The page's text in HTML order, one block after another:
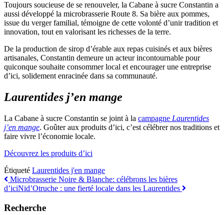
Toujours soucieuse de se renouveler, la Cabane à sucre Constantin a
aussi développé la microbrasserie Route 8. Sa bière aux pommes,
issue du verger familial, témoigne de cette volonté d’unir tradition et
innovation, tout en valorisant les richesses de la terre.
De la production de sirop d’érable aux repas cuisinés et aux bières
artisanales, Constantin demeure un acteur incontournable pour
quiconque souhaite consommer local et encourager une entreprise
d’ici, solidement enracinée dans sa communauté.
Laurentides j’en mange
La Cabane à sucre Constantin se joint à la campagne Laurentides
j’en mange. Goûter aux produits d’ici, c’est célébrer nos traditions et
faire vivre l’économie locale.
Découvrez les produits d’ici
Étiqueté Laurentides j'en mange
Navigation
des
articles
Microbrasserie Noire & Blanche: célébrons les bières
d’iciNid’Otruche : une fierté locale dans les Laurentides
Recherche